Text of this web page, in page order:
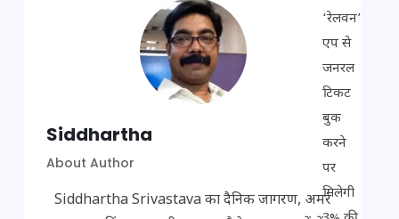
Siddhartha
About Author
Siddhartha Srivastava का दैनिक जागरण, अमर